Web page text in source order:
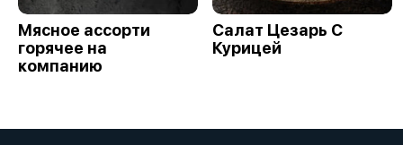
Мясное ассорти
горячее на
компанию
Салат Цезарь С
Курицей